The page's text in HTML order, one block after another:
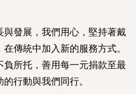
發展，我們用心，堅持著戴
傳統中加入新的服務方式。
所托，善用每一元捐款至最
行動與我們同行。